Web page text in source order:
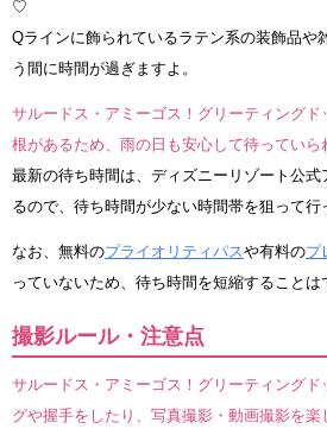
♡
Qラインに飾られているラテン系の装飾品や
う間に時間が過ぎますよ。
サルードス・アミーゴス！グリーティング
根があるため、雨の日も安心して待っていら
最新の待ち時間は、ディズニーリゾート公式
るので、待ち時間が少ない時間帯を狙って行
なお、無料のプライオリティパスや有料のプ
っていないため、待ち時間を短縮することは
撮影ルール・注意点
サルードス・アミーゴス！グリーティング
グや握手をしたり、写真撮影・動画撮影を楽